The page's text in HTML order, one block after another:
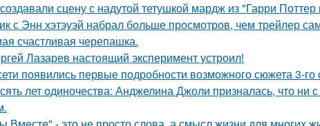
сцену с надутой тетушкой мардж из "Гарри Поттер
с Энн хэтэуэй набрал больше просмотров, чем трейлер
счастливая черепашка.
Лазарев настоящий эксперимент устроил!
появились первые подробности возможного сюжета 3-го
лет одиночества: Анджелина Джоли призналась, что ни